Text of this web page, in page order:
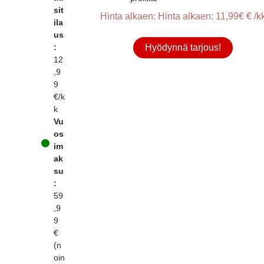
sit
ila
us
:
12
,9
9
€/k
k
Vu
os
im
ak
su
:
59
,9
9
€
(n
oin
Hinta alkaen: Hinta alkaen: 11,99€ € /
Hyödynnä tarjous!